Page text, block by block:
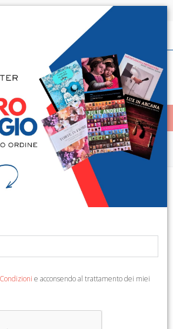
in 24h per tutti i libri disponibili
di
Palladio 1989
e acconsendo al trattamento dei miei